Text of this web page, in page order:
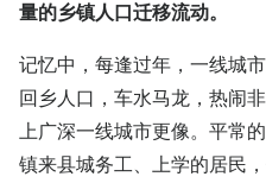
量的乡镇人口迁移流动。
记忆中，每逢过年，一线城
回乡人口，车水马龙，热闹
上广深一线城市更像。平常
镇来县城务工、上学的居民